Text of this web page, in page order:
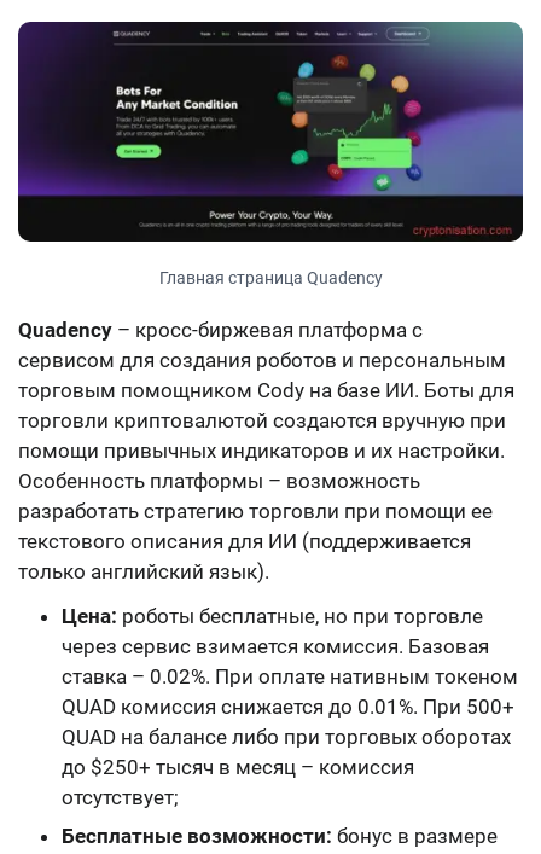
Главная страница Quadency
Quadency – кросс-биржевая платформа с
сервисом для создания роботов и персональным
торговым помощником Cody на базе ИИ. Боты для
торговли криптовалютой создаются вручную при
помощи привычных индикаторов и их настройки.
Особенность платформы – возможность
разработать стратегию торговли при помощи ее
текстового описания для ИИ (поддерживается
только английский язык).
Цена: роботы бесплатные, но при торговле
через сервис взимается комиссия. Базовая
ставка – 0.02%. При оплате нативным токеном
QUAD комиссия снижается до 0.01%. При 500+
QUAD на балансе либо при торговых оборотах
до $250+ тысяч в месяц – комиссия
отсутствует;
Бесплатные возможности: бонус в размере